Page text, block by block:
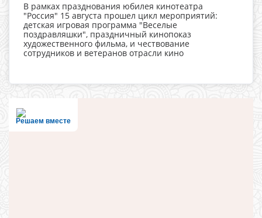
В рамках празднования юбилея кинотеатра
"Россия" 15 августа прошел цикл мероприятий:
детская игровая программа "Веселые
поздравляшки", праздничный кинопоказ
художественного фильма, и чествование
сотрудников и ветеранов отрасли кино
Решаем вместе